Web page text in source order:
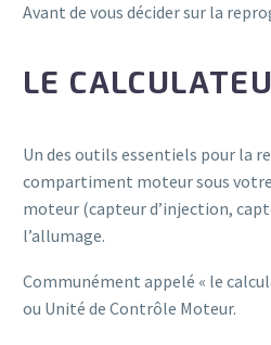
Avant de vous décider sur la
LE
Un des outils essentiels pour la
compartiment moteur sous
moteur (capteur d’injection,
l’allumage.
Communément appelé « le
ou Unité de Contrôle Moteur.